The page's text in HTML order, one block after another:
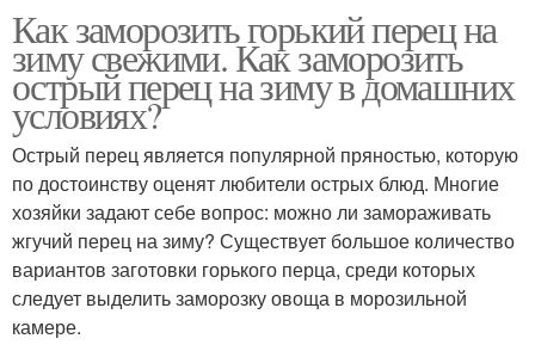
Как заморозить горький перец на
зиму свежими. Как заморозить
острый перец на зиму в домашних
условиях?
Острый перец является популярной пряностью, которую
по достоинству оценят любители острых блюд. Многие
хозяйки задают себе вопрос: можно ли замораживать
жгучий перец на зиму? Существует большое количество
вариантов заготовки горького перца, среди которых
следует выделить заморозку овоща в морозильной
камере.